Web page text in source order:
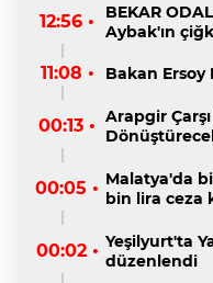
12:56 •
BEKAR
Aybak'ın
11:08 • Bakan Ersoy
00:13 • Arapgir
00:05 • Malatya'da
bin lira ceza
00:02 • Yeşilyurt'ta
düzenlendi